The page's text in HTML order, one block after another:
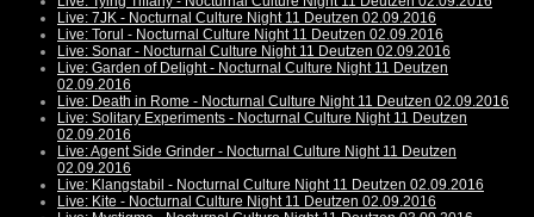
Live: 7JK - Nocturnal Culture Night 11 Deutzen 02.09.2016
Live: Torul - Nocturnal Culture Night 11 Deutzen 02.09.2016
Live: Sonar - Nocturnal Culture Night 11 Deutzen 02.09.2016
Live: Garden of Delight - Nocturnal Culture Night 11 Deutzen
02.09.2016
Live: Death in Rome - Nocturnal Culture Night 11 Deutzen 02.09.2016
Live: Solitary Experiments - Nocturnal Culture Night 11 Deutzen
02.09.2016
Live: Agent Side Grinder - Nocturnal Culture Night 11 Deutzen
02.09.2016
Live: Klangstabil - Nocturnal Culture Night 11 Deutzen 02.09.2016
Live: Kite - Nocturnal Culture Night 11 Deutzen 02.09.2016